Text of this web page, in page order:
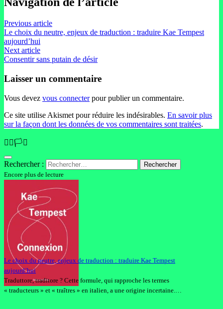
Previous article
Le choix du neutre, enjeux de traduction : traduire Kae Tempest
aujourd’hui
Next article
Consentir sans putain de désir
Laisser un commentaire
Vous devez vous connecterpour publier un commentaire.
Ce site utilise Akismet pour réduire les indésirables. En savoir plus
sur la façon dont les données de vos commentaires sont traitées.
🏳️‍🌈🏳️‍⚧️
Rechercher :
Encore plus de lecture
Le choix du neutre, enjeux de traduction : traduire Kae Tempest
aujourd’hui
Traduttore, traditore ? Cette formule, qui rapproche les termes
« traducteurs » et « traîtres » en italien, a une origine incertaine.…